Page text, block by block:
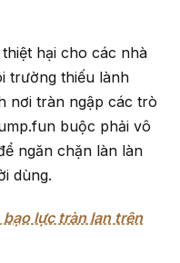
hại cho các nhà
trường thiếu lành
nơi tràn ngập các trò
buộc phải vô
ngăn chặn làn làn
dùng.
lực tràn lan trên